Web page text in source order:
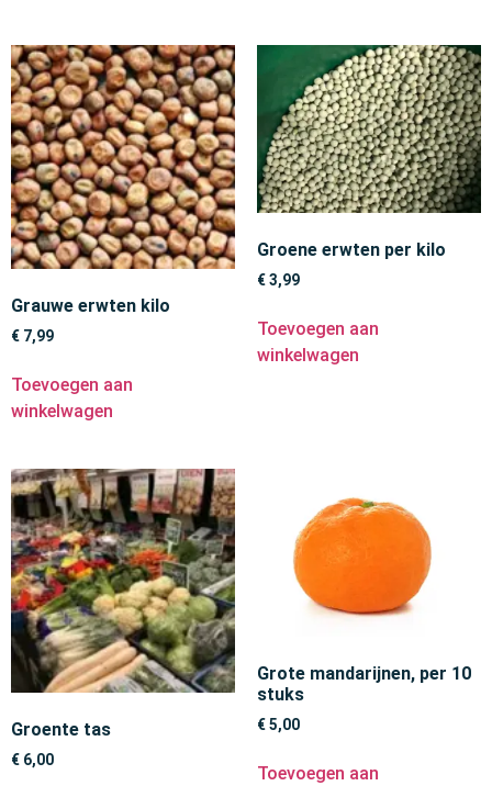
Grauwe erwten kilo
€ 7,99
Toevoegen aan
winkelwagen
Groene erwten per kilo
€3,99
Toevoegen aan
winkelwagen
Groente tas
€ 6,00
Grote mandarijnen, per 10
stuks
€5,00
Toevoegen aan